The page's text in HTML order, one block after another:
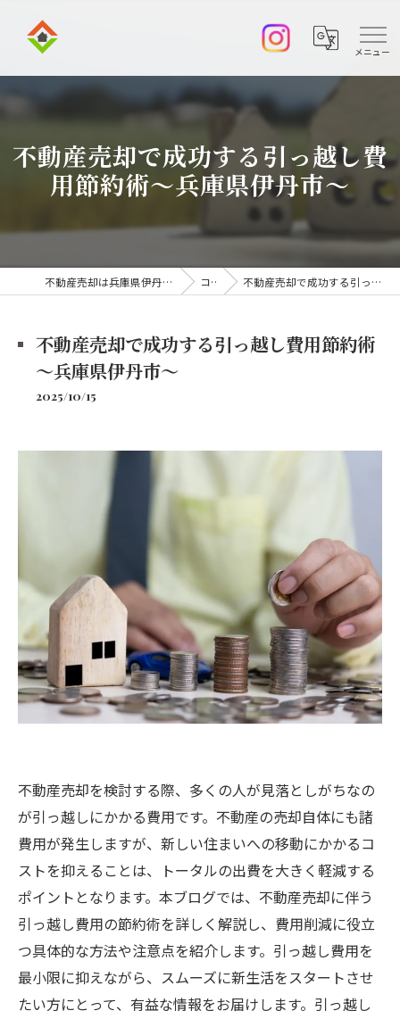
不動産売却で成功する引っ越し費
用節約術～兵庫県伊丹市～
不動産売却は兵庫県伊丹市の株式会社アークエステート コラム 不動産売却で成功する引っ越し費用節約術～兵庫県伊丹市～
不動産売却で成功する引っ越し費用節約術
～兵庫県伊丹市～
2025/10/15
不動産売却を検討する際、多くの人が見落としがちなの
が引っ越しにかかる費用です。不動産の売却自体にも諸
費用が発生しますが、新しい住まいへの移動にかかるコ
ストを抑えることは、トータルの出費を大きく軽減する
ポイントとなります。本ブログでは、不動産売却に伴う
引っ越し費用の節約術を詳しく解説し、費用削減に役立
つ具体的な方法や注意点を紹介します。引っ越し費用を
最小限に抑えながら、スムーズに新生活をスタートさせ
たい方にとって、有益な情報をお届けします。引っ越し